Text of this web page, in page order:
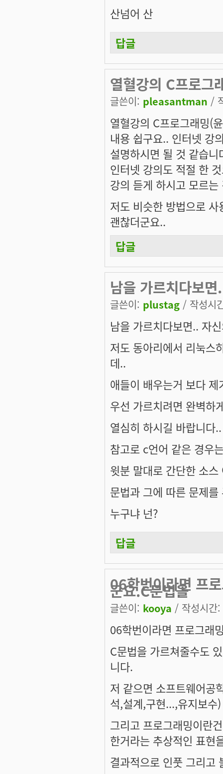
산넘어 산
답글
열혈강의 C프로그
글쓴이: pleasantman /
열혈강의 C프로그래밍(
내용 쉽구요.. 인터넷 강
설명하시면 될 것 같습
인터넷 강의도 적절 한
강의 듣게 하시고 모르
저도 비슷한 방법으로
괜찮더군요..
답글
남을 가르치다보면
글쓴이: plustag / 작성시
남을 가르치다보면.. 자
저도 동아리에서 리눅스
데..
애들이 배우는거 보다
우선 가르치려면 완벽하
열심히 하시길 바랍니다..
참고로 c언어 같은 경우
윗분 말대로 간단한 소
문법과 그에 따른 문제
누구냐 넌?
답글
06학번이라면 프
군요.C문법을
글쓴이: kooya / 작성시
06학번이라면 프로그래
C문법을 가르쳐줄수도
니다.
저 같으면 소프트웨어공
석,설계,구현...,유지보수
그리고 프로그래밍이란
한거라는 추상적인 표현
결과적으로 인풋 그리고